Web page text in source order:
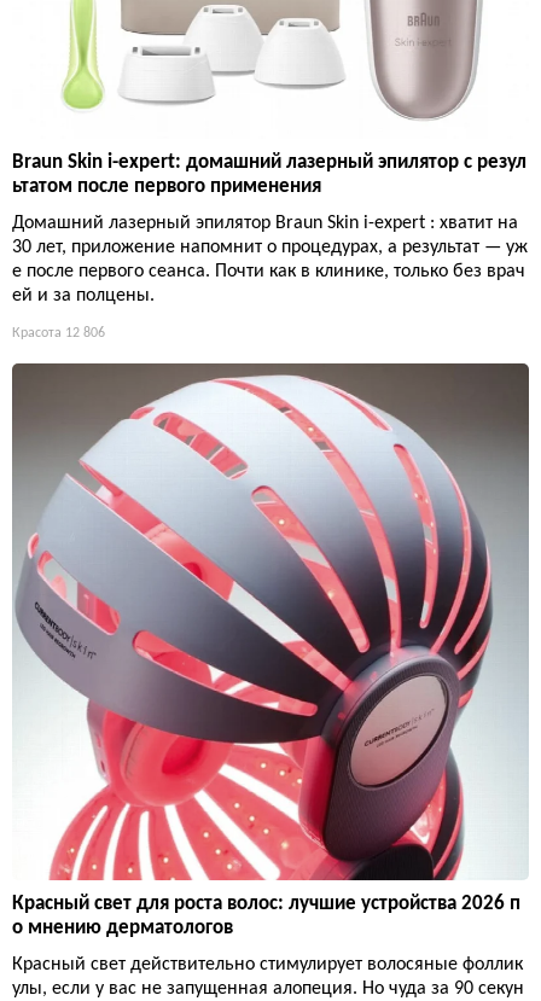
Braun Skin i-expert: домашний лазерный эпилятор с резул
ьтатом после первого применения
Домашний лазерный эпилятор Braun Skin i-expert : хватит на
30 лет, приложение напомнит о процедурах, а результат — уж
е после первого сеанса. Почти как в клинике, только без врач
ей и за полцены.
Красота 12 806
Красный свет для роста волос: лучшие устройства 2026 п
о мнению дерматологов
Красный свет действительно стимулирует волосяные фоллик
улы, если у вас не запущенная алопеция. Но чуда за 90 секун